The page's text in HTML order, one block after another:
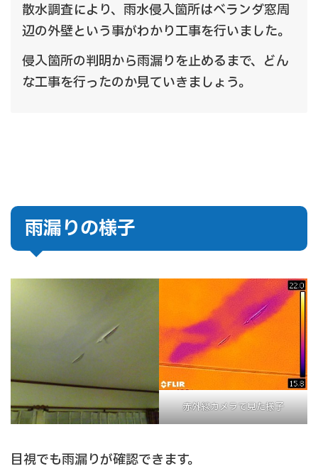
散水調査により、雨水侵入箇所はベランダ窓周
辺の外壁という事がわかり工事を行いました。
侵入箇所の判明から雨漏りを止めるまで、どん
な工事を行ったのか見ていきましょう。
雨漏りの様子
赤外線カメラで見た様子
目視でも雨漏りが確認できます。